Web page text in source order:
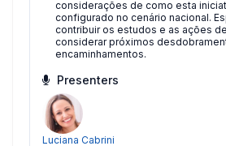
considerações de como esta
configurado no cenário nacional.
contribuir os estudos e as ações
considerar próximos
encaminhamentos.
Presenters
Luciana Cabrini